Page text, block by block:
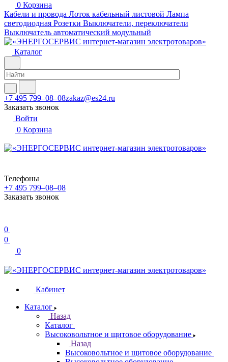
0 Корзина
Кабели и провода Лоток кабельный листовой Лампа
светодиодная Розетки Выключатели, переключатели
Выключатель автоматический модульный
Каталог
+7 495 799–08–08zakaz@es24.ru
Заказать звонок
Войти
0 Корзина
Телефоны
+7 495 799–08–08
Заказать звонок
0
0
0
Кабинет
Каталог
Назад
Каталог
Высоковольтное и щитовое оборудование
Назад
Высоковольтное и щитовое оборудование